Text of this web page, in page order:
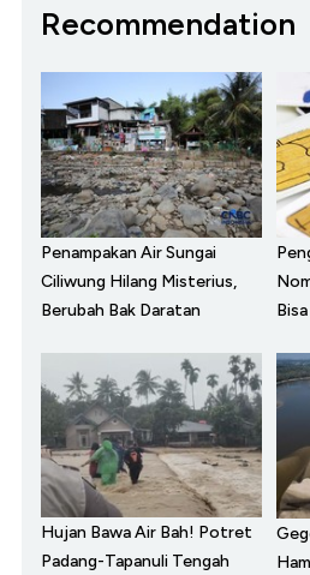
Recommendation
Penampakan Air Sungai
Ciliwung Hilang Misterius,
Berubah Bak Daratan
Hujan Bawa Air Bah! Potret
Padang-Tapanuli Tengah